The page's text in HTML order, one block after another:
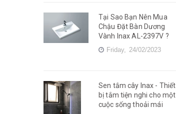
Tại Sao Bạn Nên Mua
Chậu Đặt Bàn Dương
Vành Inax AL-2397V ?
Friday, 24/02/2023
Sen tắm cây Inax - Thiết
bị tắm tiện nghi cho một
cuộc sống thoải mái